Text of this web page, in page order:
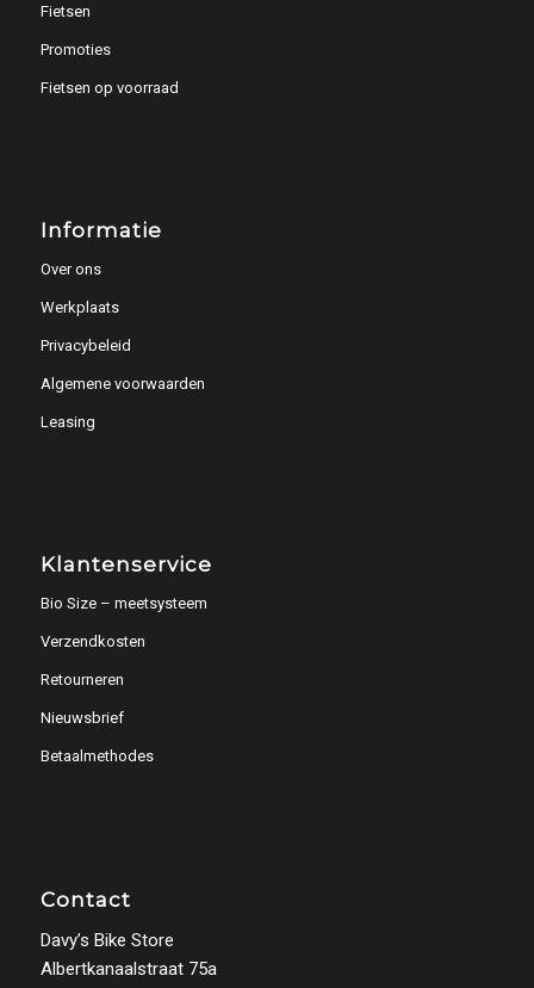
Fietsen
Promoties
Fietsen op voorraad
Informatie
Over ons
Werkplaats
Privacybeleid
Algemene voorwaarden
Leasing
Klantenservice
Bio Size – meetsysteem
Verzendkosten
Retourneren
Nieuwsbrief
Betaalmethodes
Contact
Davy’s Bike Store
Albertkanaalstraat 75a